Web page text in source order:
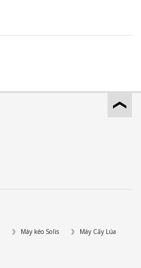
Máy kéo Solis
Máy Cấy Lúa